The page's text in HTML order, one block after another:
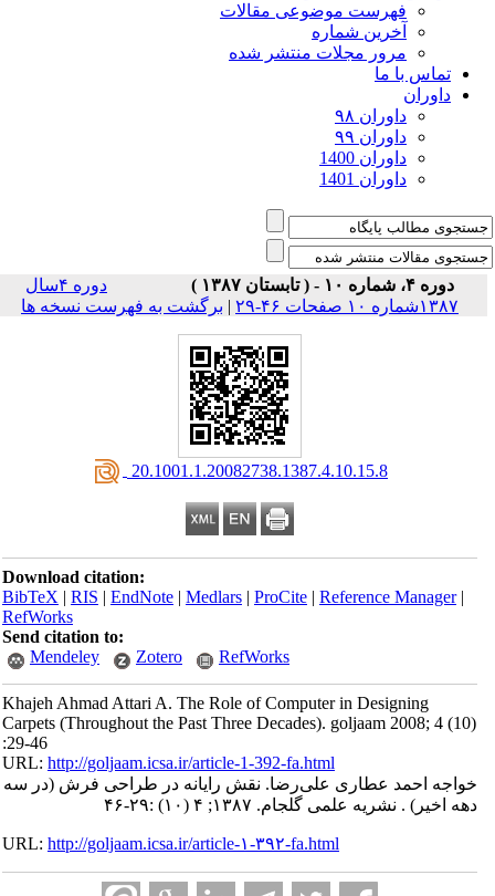
فهرست موضوعی مقالات
آخرین شماره
مرور مجلات منتشر شده
تماس با ما
داوران
داوران ۹۸
داوران ۹۹
داوران 1400
داوران 1401
دوره ۴، شماره ۱۰ - ( تابستان ۱۳۸۷ )
دوره ۴سال
۱۳۸۷شماره ۱۰ صفحات ۴۶-۲۹
|برگشت به فهرست نسخه ها
‎ 20.1001.1.20082738.1387.4.10.15.8
Download citation:
BibTeX|RIS|EndNote|Medlars|ProCite|Reference Manager
RefWorks
Send citation to:
Mendeley
Zotero RefWorks
Khajeh Ahmad Attari A. The Role of Computer in Designing
Carpets (Throughout the Past Three Decades). goljaam 2008; 4 (10)
:29-46
URL:http://goljaam.icsa.ir/article-1-392-fa.html
خواجه احمد عطاری علی‌رضا. نقش رایانه در طراحی فرش (در سه
دهه اخیر) . نشریه علمی گلجام. ۱۳۸۷; ۴ (۱۰) :۲۹-۴۶
URL:http://goljaam.icsa.ir/article-۱-۳۹۲-fa.html